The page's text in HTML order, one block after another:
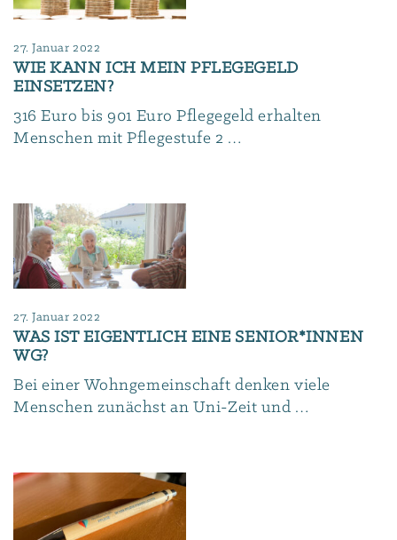
27. Januar 2022
WIE KANN ICH MEIN PFLEGEGELD
EINSETZEN?
316 Euro bis 901 Euro Pflegegeld erhalten
Menschen mit Pflegestufe 2 …
27. Januar 2022
WAS IST EIGENTLICH EINE SENIOR*INNEN
WG?
Bei einer Wohngemeinschaft denken viele
Menschen zunächst an Uni-Zeit und …